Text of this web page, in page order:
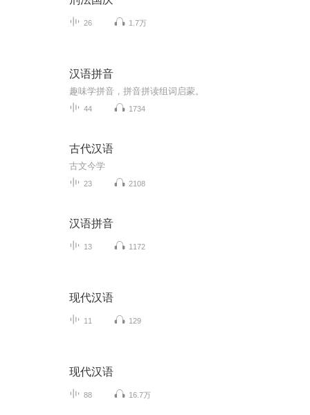
26 1.7万
汉语拼音
趣味学拼音，拼音拼读组词启蒙。
44 1734
古代汉语
古文今学
23 2108
汉语拼音
13 1172
现代汉语
11 129
现代汉语
88 16.7万